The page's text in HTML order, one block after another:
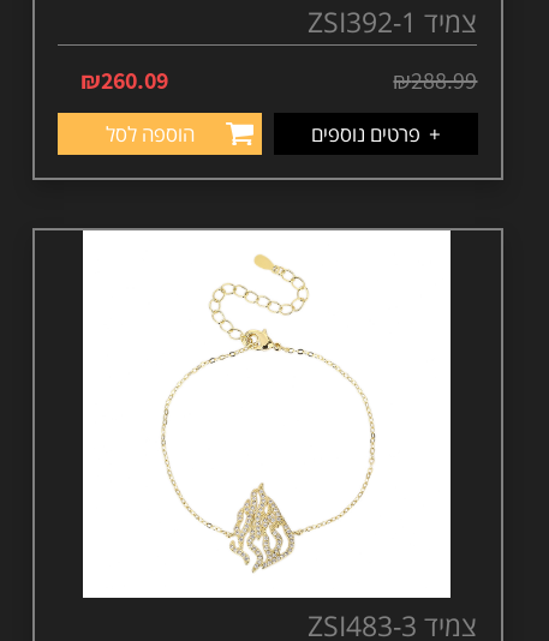
צמיד ZSI392-1
₪288.99
₪260.09
+ פרטים נוספים הוספה לסל
צמיד ZSI483-3